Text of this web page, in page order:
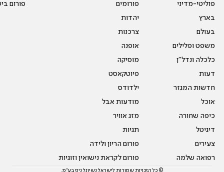
פוליטי-מדיני
בארץ
בעולם
משפט ופלילים
כלכלה ונדל"ן
דעות
חדשות המגזר
אוכל
כיפה שחורה
דיגיטל
צעירים
רפואה שלמה
פורומים
יהדות
צרכנות
אופנה
מוסיקה
פיוטקאסט
ילדודס
מודעות אבל
מזג אוויר
תגיות
פורום הריון ולידה
פורום לקראת נישואין וזוגיות
פורום
© כל הזכויות שמורות לישראל נשיונל ניוז בע"מ.